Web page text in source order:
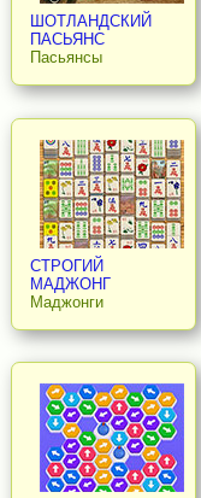
ШОТЛАНДСКИЙ
ПАСЬЯНС
Пасьянсы
СТРОГИЙ
МАДЖОНГ
Маджонги